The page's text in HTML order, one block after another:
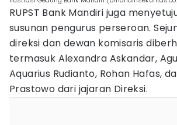
RUPST Bank Mandiri juga
susunan pengurus perseroan.
direksi dan dewan komisaris
termasuk Alexandra Askandar,
Aquarius Rudianto, Rohan Hafas,
Prastowo dari jajaran Direksi.